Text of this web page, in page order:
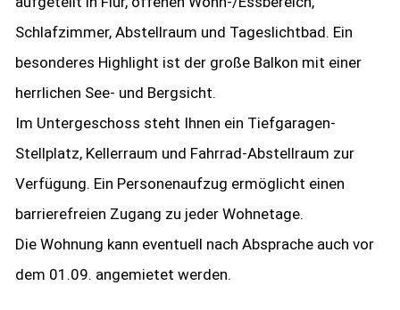
Schlafzimmer, Abstellraum und Tageslichtbad. Ein
besonderes Highlight ist der große Balkon mit einer
herrlichen See- und Bergsicht.
Im Untergeschoss steht Ihnen ein Tiefgaragen-
Stellplatz, Kellerraum und Fahrrad-Abstellraum zur
Verfügung. Ein Personenaufzug ermöglicht einen
barrierefreien Zugang zu jeder Wohnetage.
Die Wohnung kann eventuell nach Absprache auch vor
dem 01.09. angemietet werden.